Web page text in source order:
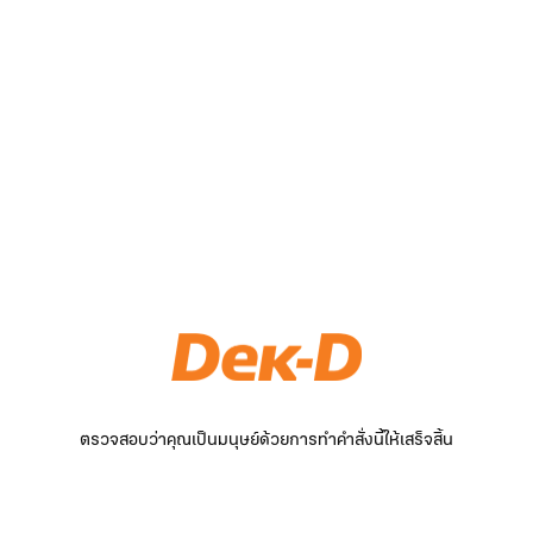
ตรวจสอบว่าคุณเป็นมนุษย์ด้วยการทำคำสั่งนี้ให้เสร็จสิ้น